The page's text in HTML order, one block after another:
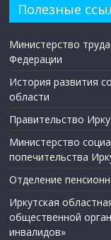
Полезные
Министерство
Федерации
История развития
области
Правительство
Министерство
попечительства
Отделение
Иркутская
общественной
инвалидов»